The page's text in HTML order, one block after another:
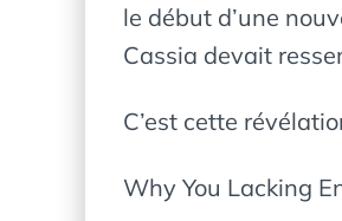
le début d’une
Cassia devait
C’est cette
Why You Lacking